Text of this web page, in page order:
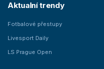
Aktualní trendy
Fotbalové přestupy
Livesport Daily
LS Prague Open